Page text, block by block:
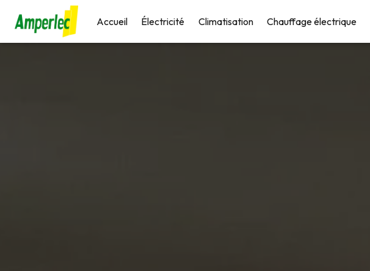
Accueil Électricité Climatisation Chauffage électrique
Panneau de gestion des cookies